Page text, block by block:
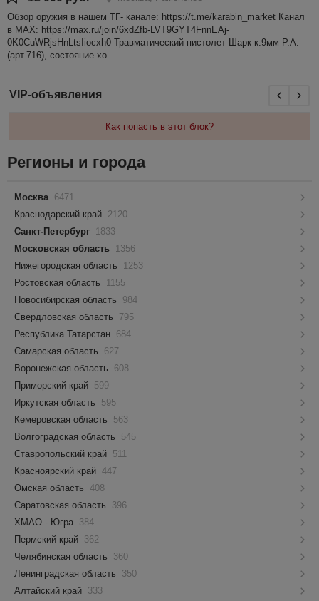
Обзор оружия в нашем ТГ- канале: https://t.me/karabin_market Канал
в МАХ: https://max.ru/join/6xdZfb-LVT9GYT4FnnEAj-
0K0CuWRjsHnLtsIiocxh0 Травматический пистолет Шарк к.9мм Р.А.
(арт.716), состояние хо...
VIP-объявления
Как попасть в этот блок?
Регионы и города
Москва 6471
Краснодарский край 2120
Санкт-Петербург
1833
Московская область
1356
Нижегородская область
1253
Ростовская область
1155
Новосибирская область
984
Свердловская область
795
Республика Татарстан 684
Самарская область
627
Воронежская область
608
Приморский край 599
Иркутская область
595
Кемеровская область
563
Волгоградская область
545
Ставропольский край 511
Красноярский край 447
Омская область 408
Саратовская область
396
ХМАО - Югра 384
Пермский край 362
Челябинская область
360
Ленинградская область
350
Алтайский край 333